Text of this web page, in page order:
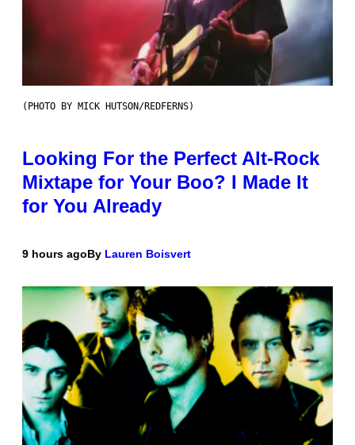
(PHOTO BY MICK HUTSON/REDFERNS)
Looking For the Perfect Alt-Rock
Mixtape for Your Boo? I Made It
for You Already
9 hours agoBy Lauren Boisvert